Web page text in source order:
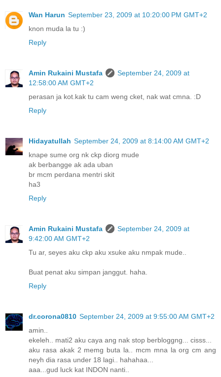
Wan Harun September 23, 2009 at 10:20:00 PM GMT+2
knon muda la tu :)
Reply
Amin Rukaini Mustafa
September 24, 2009 at
12:58:00 AM GMT+2
perasan ja kot.kak tu cam weng cket, nak wat cmna. :D
Reply
Hidayatullah September 24, 2009 at 8:14:00 AM GMT+2
knape sume org nk ckp diorg mude
ak berbangge ak ada uban
br mcm perdana mentri skit
ha3
Reply
Amin Rukaini Mustafa
September 24, 2009 at
9:42:00 AM GMT+2
Tu ar, seyes aku ckp aku xsuke aku nmpak mude..
Buat penat aku simpan janggut. haha.
Reply
dr.corona0810 September 24, 2009 at 9:55:00 AM GMT+2
amin..
ekeleh.. mati2 aku caya ang nak stop berbloggng... cisss...
aku rasa akak 2 memg buta la.. mcm mna la org cm ang
neyh dia rasa under 18 lagi.. hahahaa...
aaa...gud luck kat INDON nanti..